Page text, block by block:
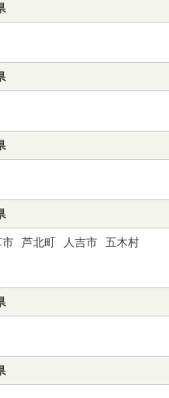
市 芦北町 人吉市
五木村